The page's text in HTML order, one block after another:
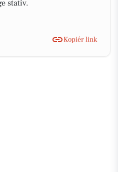
stativ.
Kopiér link